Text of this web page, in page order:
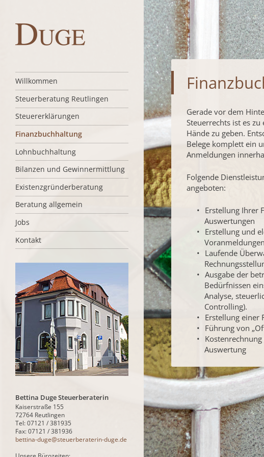
Duge Steuerberaterin
MENÜ
Skip to content
Willkommen
Steuerberatung Reutlingen
Steuererklärungen
Finanzbuchhaltung
Lohnbuchhaltung
Bilanzen und Gewinnermittlung
Existenzgründerberatung
Beratung allgemein
Jobs
Kontakt
Gerade vor dem
Steuerrechts ist es
Hände zu geben.
Belege komplett ein
Anmeldungen
Folgende
angeboten:
Erstellung Ihrer
Auswertungen
Erstellung und
Voranmeldungen
Laufende
Ausgabe der
Bedürfnissen
Analyse,
Controlling).
Erstellung einer
Führung von
Auswertung
Bettina Duge Steuerberaterin
Kaiserstraße 155
72764 Reutlingen
Tel: 07121 / 381935
Fax: 07121 / 381936
bettina-duge@steuerberaterin-duge.de